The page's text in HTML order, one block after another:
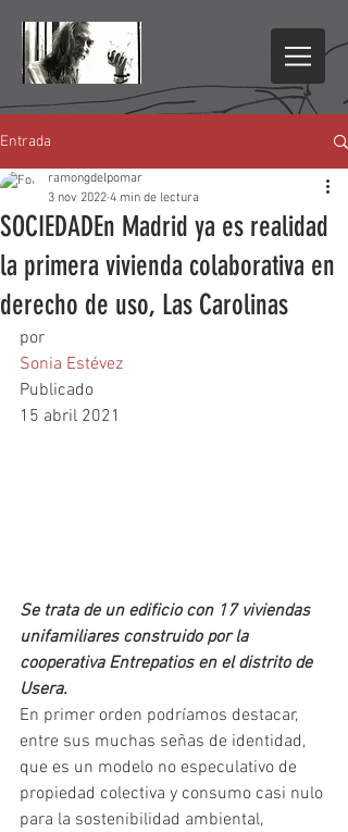
Entrada
SOCIEDADEn Madrid ya es realidad
la primera vivienda colaborativa en
derecho de uso, Las Carolinas
ramongdelpomar
3 nov 2022 4 min de lectura
por
Sonia Estévez
Publicado
15 abril 2021
Se trata de un edificio con 17 viviendas
unifamiliares construido por la
cooperativa Entrepatios en el distrito de
Usera.
En primer orden podríamos destacar,
entre sus muchas señas de identidad,
que es un modelo no especulativo de
propiedad colectiva y consumo casi nulo
para la sostenibilidad ambiental,